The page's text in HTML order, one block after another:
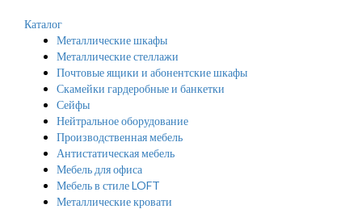
Каталог
Металлические шкафы
Металлические стеллажи
Почтовые ящики и абонентские шкафы
Скамейки гардеробные и банкетки
Сейфы
Нейтральное оборудование
Производственная мебель
Антистатическая мебель
Мебель для офиса
Мебель в стиле LOFT
Металлические кровати